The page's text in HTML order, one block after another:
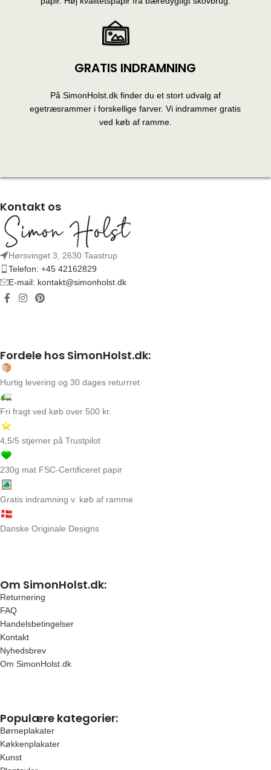
GRATIS INDRAMNING
På SimonHolst.dk finder du et stort udvalg af
egetræsrammer i forskellige farver. Vi indrammer gratis
ved køb af ramme.
Kontakt os
Hørsvinget 3, 2630 Taastrup
Telefon: +45 42162829
E-mail: kontakt@simonholst.dk
Fordele hos SimonHolst.dk:
Hurtig levering og 30 dages returrret
Fri fragt ved køb over 500 kr.
4,5/5 stjerner på Trustpilot
230g mat FSC-Certificeret papir
Gratis indramning v. køb af ramme
Danske Originale Designs
Om SimonHolst.dk:
Returnering
FAQ
Handelsbetingelser
Kontakt
Nyhedsbrev
Om SimonHolst.dk
Populære kategorier:
Børneplakater
Køkkenplakater
Kunst